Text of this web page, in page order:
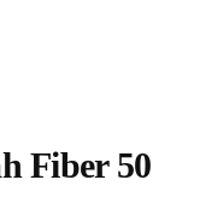
Fiber 50